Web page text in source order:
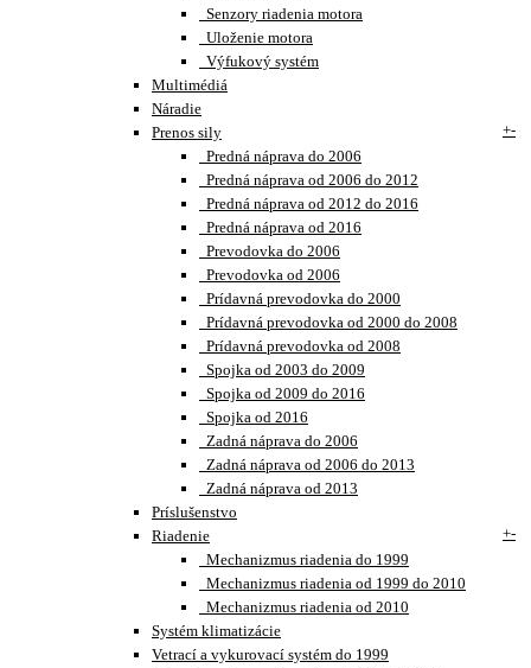
Senzory riadenia motora
Uloženie motora
Výfukový systém
Multimédiá
Náradie
Prenos sily
+-
Predná náprava do 2006
Predná náprava od 2006 do 2012
Predná náprava od 2012 do 2016
Predná náprava od 2016
Prevodovka do 2006
Prevodovka od 2006
Prídavná prevodovka do 2000
Prídavná prevodovka od 2000 do 2008
Prídavná prevodovka od 2008
Spojka od 2003 do 2009
Spojka od 2009 do 2016
Spojka od 2016
Zadná náprava do 2006
Zadná náprava od 2006 do 2013
Zadná náprava od 2013
Príslušenstvo
Riadenie
+-
Mechanizmus riadenia do 1999
Mechanizmus riadenia od 1999 do 2010
Mechanizmus riadenia od 2010
Systém klimatizácie
Vetrací a vykurovací systém do 1999